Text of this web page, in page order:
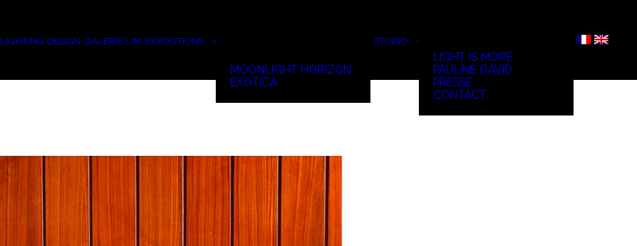
LIGHTING DESIGN GALERIE LIM EXPOSITIONS
MOONLIGHT HORIZON
EXOTICA
STUDIO
LIGHT IS MORE
PAULINE DAVID
PRESSE
CONTACT